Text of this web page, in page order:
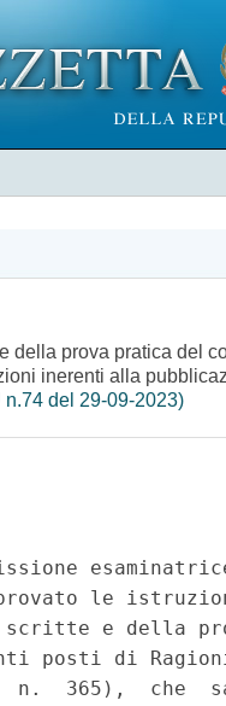
prova pratica del
inerenti alla
n.74 del 29-09-2023)